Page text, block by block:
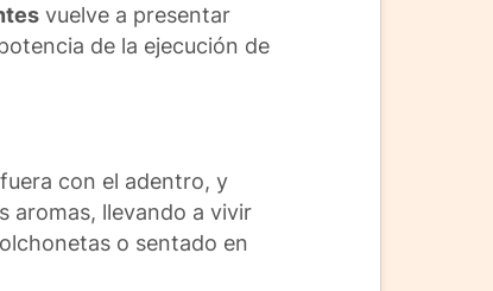
vuelve a presentar
de la ejecución de
con el adentro, y
aromas, llevando a vivir
o sentado en